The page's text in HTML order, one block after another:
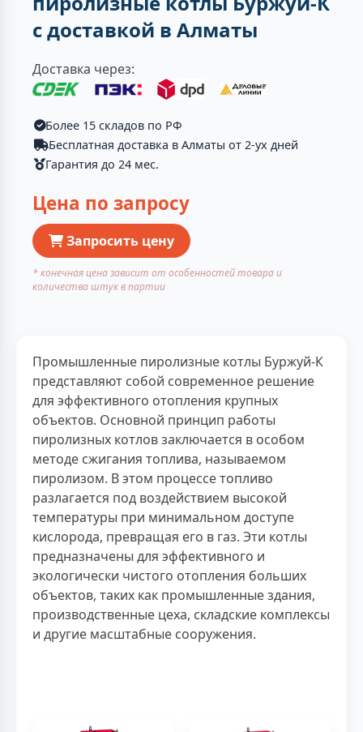
с доставкой в Алматы
Доставка через:
Более 15 складов по РФ
Бесплатная доставка в Алматы от 2-ух дней
Гарантия до 24 мес.
Цена по запросу
Запросить цену
* конечная цена зависит от особенностей товара и
количества штук в партии
Промышленные пиролизные котлы Буржуй-К
представляют собой современное решение
для эффективного отопления крупных
объектов. Основной принцип работы
пиролизных котлов заключается в особом
методе сжигания топлива, называемом
пиролизом. В этом процессе топливо
разлагается под воздействием высокой
температуры при минимальном доступе
кислорода, превращая его в газ. Эти котлы
предназначены для эффективного и
экологически чистого отопления больших
объектов, таких как промышленные здания,
производственные цеха, складские комплексы
и другие масштабные сооружения.